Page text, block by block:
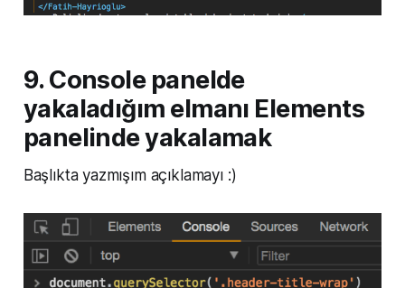
9. Console panelde
yakaladığım elmanı Elements
panelinde yakalamak
Başlıkta yazmışım açıklamayı :)